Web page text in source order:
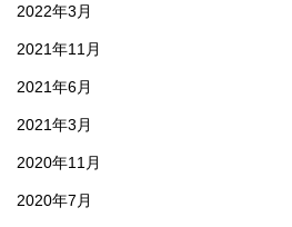
2022年3月
2021年11月
2021年6月
2021年3月
2020年11月
2020年7月